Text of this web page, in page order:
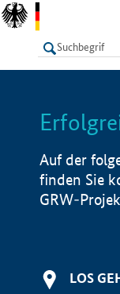
LISTE
Auf der
finden Sie
GRW-
LOS